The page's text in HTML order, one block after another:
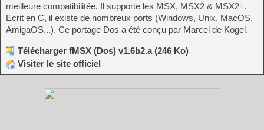
meilleure compatibilitée. Il supporte les MSX, MSX2 & MSX2+.
Ecrit en C, il existe de nombreux ports (Windows, Unix, MacOS,
AmigaOS...). Ce portage Dos a été conçu par Marcel de Kogel.
Télécharger fMSX (Dos) v1.6b2.a (246 Ko)
Visiter le site officiel